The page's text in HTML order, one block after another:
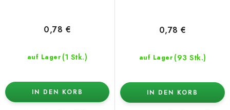
auf Lager (1 Stk.)
0,78 €
IN DEN KORB
auf Lager (93 Stk.)
0,78 €
IN DEN KORB